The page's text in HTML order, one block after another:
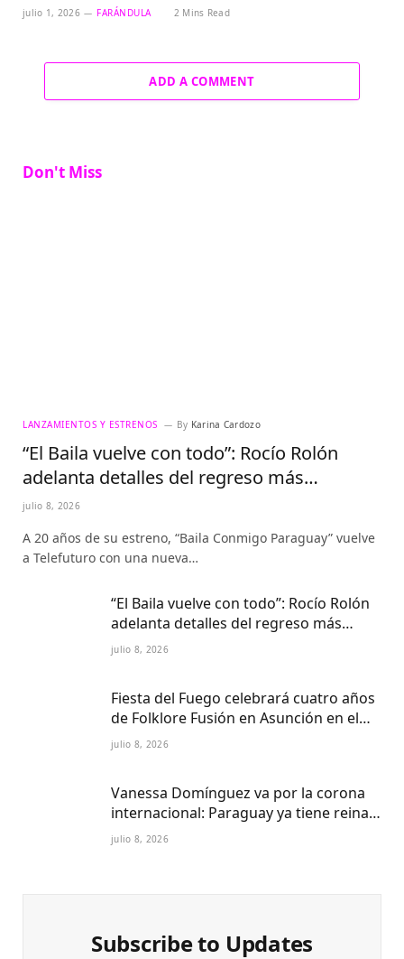
julio 1, 2026 FARÁNDULA 2 Mins Read
ADD A COMMENT
Don't Miss
LANZAMIENTOS Y ESTRENOS By Karina Cardozo
“El Baila vuelve con todo”: Rocío Rolón
adelanta detalles del regreso más
esperado de la televisión paraguaya
julio 8, 2026
A 20 años de su estreno, “Baila Conmigo Paraguay” vuelve
a Telefuturo con una nueva…
“El Baila vuelve con todo”: Rocío Rolón
adelanta detalles del regreso más
esperado de la televisión paraguaya
julio 8, 2026
Fiesta del Fuego celebrará cuatro años
de Folklore Fusión en Asunción en el
Centro Cultural del Puerto
julio 8, 2026
Vanessa Domínguez va por la corona
internacional: Paraguay ya tiene reina
Petite 2027
julio 8, 2026
Subscribe to Updates